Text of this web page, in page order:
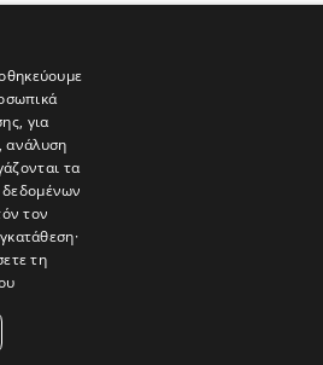
συναντήσεις, ρεπορτάζ,
για
ανάλυση
τα
τον
τη